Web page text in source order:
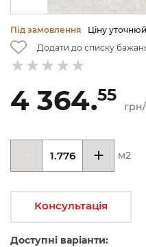
Під замовлення
Ціну
Додати до списку
4 364.55
м2
Консультація
Доступні варіанти: